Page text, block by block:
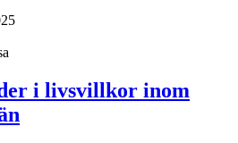
i livsvillkor inom